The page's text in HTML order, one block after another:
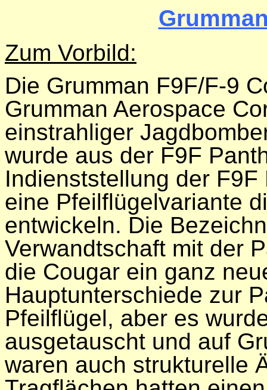
Zum Vorbild:
Die Grumman F9F/F-9
Grumman Aerospace
einstrahliger
wurde aus der F9F
Indienststellung der
eine Pfeilflügelvariante
entwickeln. Die
Verwandtschaft mit der
die Cougar ein ganz
Hauptunterschiede zur
Pfeilflügel, aber es
ausgetauscht und auf
waren auch strukturelle